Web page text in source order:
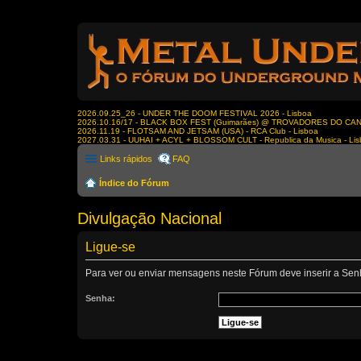
2026.09.25_26 - UNDER THE DOOM FESTIVAL 2026 - Lisboa
2026.10.16/17 - BLACK BOX FEST (Guimarães) @ TROVADORES DO
2026.11.19 - FLOTSAM AND JETSAM (USA) - RCA Club - Lisboa
2027.03.31 - UUHAI + ACYL + BLOSSOM CULT - Republica da Musica -
Links rápidos FAQ
Índice do Fórum
Divulgação Nacional
Ligue-se
Para ver ou enviar mensagens neste Fórum deve inserir a
Senha: